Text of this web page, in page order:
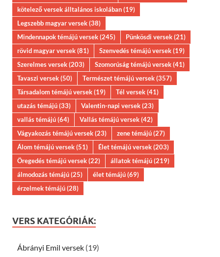
kötelező versek álltalános iskolában(19)
Legszebb magyar versek(38)
Mindennapok témájú versek(245) Pünkösdi versek(21)
rövid magyar versek(81) Szenvedés témájú versek(19)
Szerelmes versek(203) Szomorúság témájú versek(41)
Tavaszi versek(50) Természet témájú versek(357)
Társadalom témájú versek(19) Tél versek(41)
utazás témájú(33) Valentin-napi versek(23)
vallás témájú(64) Vallás témájú versek(42)
Vágyakozás témájú versek(23) zene témájú(27)
Álom témájú versek(51) Élet témájú versek(203)
Öregedés témájú versek(22) állatok témájú(219)
álmodozás témájú(25) élet témájú(69)
érzelmek témájú(28)
VERS KATEGÓRIÁK:
Ábrányi Emil versek (19)